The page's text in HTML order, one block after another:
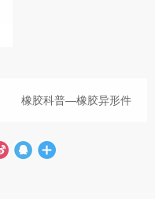
橡胶科普—橡胶异形件